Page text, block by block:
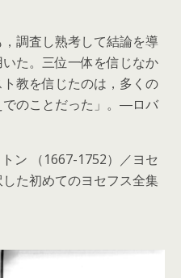
調査し熟考して結論を導
た。三位一体を信じなか
教を信じたのは，多くの
のことだった」。―ロバ
ン （1667-1752）／ヨセ
た初めてのヨセフス全集